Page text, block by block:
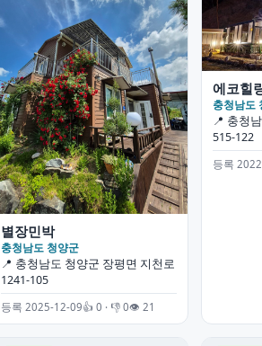
별장민박
충청남도 청양군
📍 충청남도 청양군 장평면 지천로
1241-105
등록 2025-12-09👍 0 · 👎 0👁 21
에코힐
충청남도
📍 충청
515-122
등록